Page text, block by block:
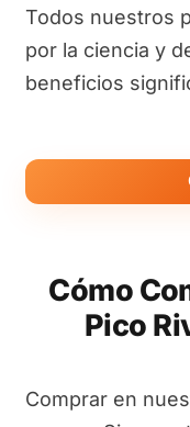
Todos nuestros
por la ciencia y
beneficios
Cómo
Pico
Comprar en